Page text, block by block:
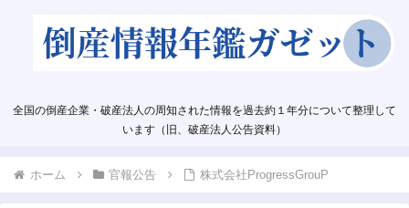
全国の倒産企業・破産法人の周知された情報を過去約１年分について整理して
います（旧、破産法人公告資料）
ホーム 官報公告 株式会社ProgressGrouP